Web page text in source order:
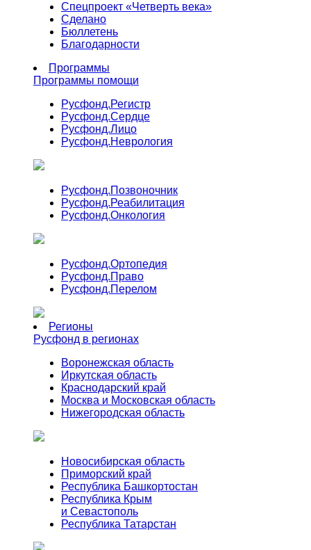
Спецпроект «Четверть века»
Сделано
Бюллетень
Благодарности
Программы
Программы помощи
Русфонд.Регистр
Русфонд.Сердце
Русфонд.Лицо
Русфонд.Неврология
Русфонд.Позвоночник
Русфонд.Реабилитация
Русфонд.Онкология
Русфонд.Ортопедия
Русфонд.Право
Русфонд.Перелом
Регионы
Русфонд в регионах
Воронежская область
Иркутская область
Краснодарский край
Москва и Московская область
Нижегородская область
Новосибирская область
Приморский край
Республика Башкортостан
Республика Крым
и Севастополь
Республика Татарстан